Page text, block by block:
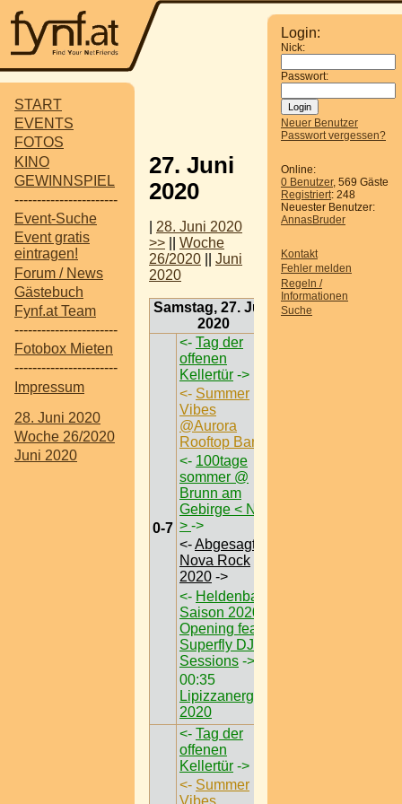
START
EVENTS
FOTOS
KINO
GEWINNSPIEL
-----------------------
Event-Suche
Event gratis
eintragen!
Forum / News
Gästebuch
Fynf.at Team
-----------------------
Fotobox Mieten
-----------------------
Impressum
28. Juni 2020
Woche 26/2020
Juni 2020
Login:
Nick:
Passwort:
Neuer Benutzer
Passwort vergessen?
Online:
0 Benutzer, 569 Gäste
Registriert: 248
Neuester Benutzer:
AnnasBruder
Kontakt
Fehler melden
Regeln /
Informationen
Suche
27. Juni
2020
28. Juni 2020
>>
Woche
26/2020
Juni
2020
Samstag, 27. Juni
2020
0-7
<- Tag der
offenen
Kellertür ->
<- Summer
Vibes
@Aurora
Rooftop Bar
<- 100tage
sommer @
Brunn am
Gebirge < Nö
> ->
<-Abgesagt /
Nova Rock
2020 ->
<- Heldenbar
Saison 2020
Opening feat
Superfly DJ
Sessions ->
00:35
Lipizzanergala
2020
<- Tag der
offenen
Kellertür ->
<- Summer
Vibes